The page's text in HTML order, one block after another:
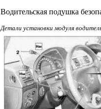
Водительская подушка
Детали установки модуля